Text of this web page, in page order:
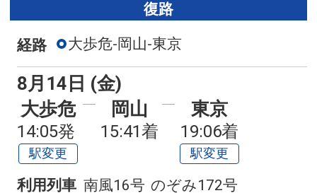
復路
経路 大歩危-岡山-東京
8月14日 (金)
大歩危
14:05発
駅変更
岡山
15:41着
東京
19:06着
駅変更
利用列車 南風16号 のぞみ172号